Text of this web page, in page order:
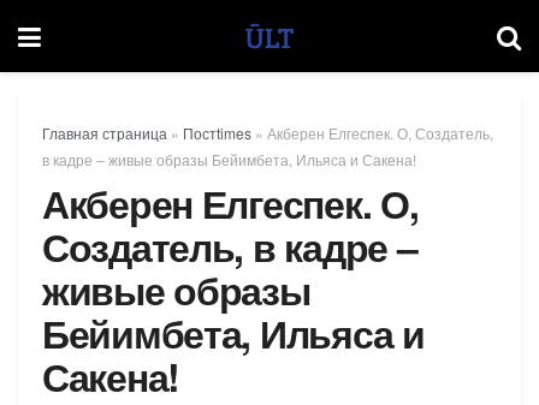
Главная страница » Постtimes » Акберен Елгеспек. О, Создатель,
в кадре – живые образы Бейимбета, Ильяса и Сакена!
Акберен Елгеспек. О,
Создатель, в кадре –
живые образы
Бейимбета, Ильяса и
Сакена!